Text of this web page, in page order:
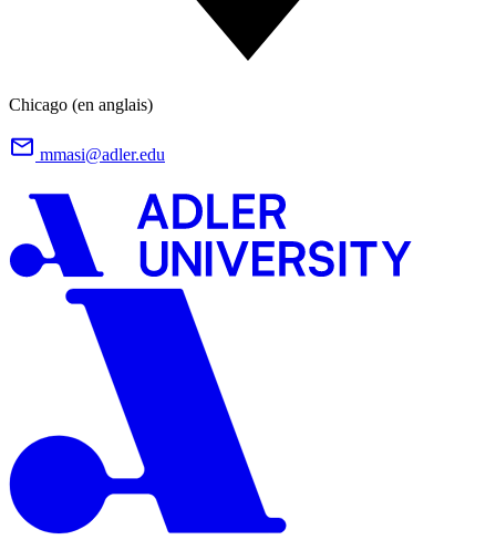
Chicago (en anglais)
mmasi@adler.edu